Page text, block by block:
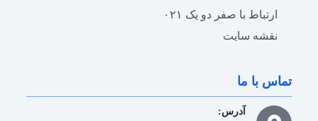
ارتباط با صفر دو یک ۰۲۱
نقشه سایت
تماس با ما
آدرس: